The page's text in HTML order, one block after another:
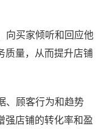
向买家倾听和回应他
质量，从而提升店铺
、顾客行为和趋势
强店铺的转化率和盈